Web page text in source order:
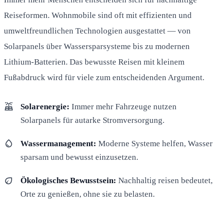
Reiseformen. Wohnmobile sind oft mit effizienten und
umweltfreundlichen Technologien ausgestattet — von
Solarpanels über Wassersparsysteme bis zu modernen
Lithium-Batterien. Das bewusste Reisen mit kleinem
Fußabdruck wird für viele zum entscheidenden Argument.
solar_power Solarenergie: Immer mehr Fahrzeuge nutzen
Solarpanels für autarke Stromversorgung.
water_drop Wassermanagement: Moderne Systeme helfen, Wasser
sparsam und bewusst einzusetzen.
eco Ökologisches Bewusstsein: Nachhaltig reisen bedeutet,
Orte zu genießen, ohne sie zu belasten.